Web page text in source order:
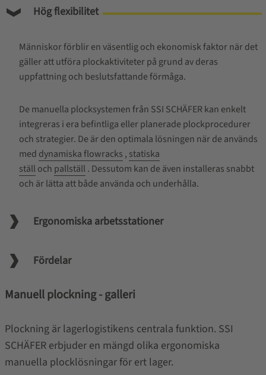
Hög flexibilitet
Människor förblir en väsentlig och ekonomisk faktor när det
gäller att utföra plockaktiviteter på grund av deras
uppfattning och beslutsfattande förmåga.
De manuella plocksystemen från SSI SCHÄFER kan enkelt
integreras i era befintliga eller planerade plockprocedurer
och strategier. De är den optimala lösningen när de används
med dynamiska flowracks , statiska
ställoch pallställ. Dessutom kan de även installeras snabbt
och är lätta att både använda och underhålla.
Ergonomiska arbetsstationer
Fördelar
Manuell plockning - galleri
Plockning är lagerlogistikens centrala funktion. SSI
SCHÄFER erbjuder en mängd olika ergonomiska
manuella plocklösningar för ert lager.